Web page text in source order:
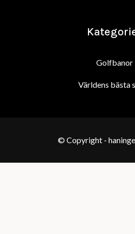
Golfbanor
Världens bästa
© Copyright -